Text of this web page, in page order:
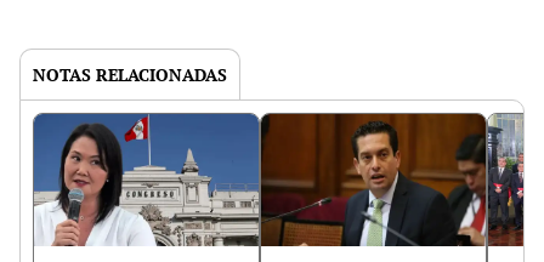
NOTAS RELACIONADAS